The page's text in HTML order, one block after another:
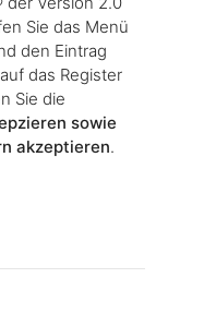
Sie das Menü
den Eintrag
das Register
Sie die
sowie
akzeptieren.